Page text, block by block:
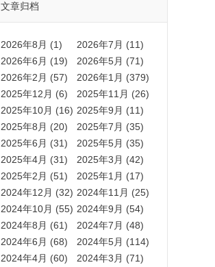
文章归档
2026年8月 (1)
2026年7月 (11)
2026年6月 (19)
2026年5月 (71)
2026年2月 (57)
2026年1月 (379)
2025年12月 (6)
2025年11月 (26)
2025年10月 (16) 2025年9月 (11)
2025年8月 (20)
2025年7月 (35)
2025年6月 (31)
2025年5月 (35)
2025年4月 (31)
2025年3月 (42)
2025年2月 (51)
2025年1月 (17)
2024年12月 (32) 2024年11月 (25)
2024年10月 (55) 2024年9月 (54)
2024年8月 (61)
2024年7月 (48)
2024年6月 (68)
2024年5月 (114)
2024年4月 (60)
2024年3月 (71)